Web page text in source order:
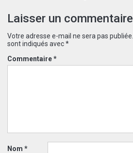
Laisser un commentaire
Votre adresse e-mail ne sera pas publiée.
sont indiqués avec*
Commentaire*
Nom *